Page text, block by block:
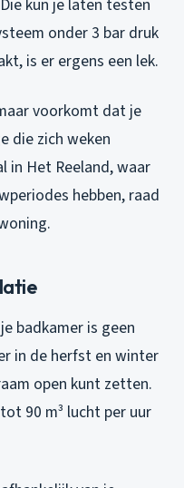
kun je laten testen
onder 3 bar druk
is er ergens een lek.
voorkomt dat je
die zich weken
in Het Reeland, waar
hebben, raad
badkamer is geen
in de herfst en winter
open kunt zetten.
90 m³ lucht per uur